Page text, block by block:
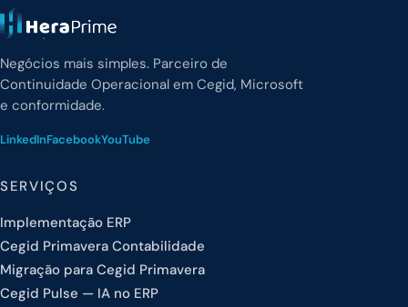
Negócios mais simples. Parceiro de
Continuidade Operacional em Cegid, Microsoft
e conformidade.
LinkedInFacebookYouTube
SERVIÇOS
Implementação ERP
Cegid Primavera Contabilidade
Migração para Cegid Primavera
Cegid Pulse — IA no ERP